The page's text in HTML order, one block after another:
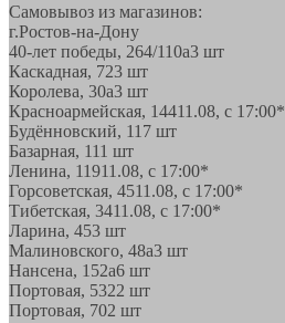
Самовывоз из магазинов:
г.Ростов-на-Дону
40-лет победы, 264/110а3 шт
Каскадная, 723 шт
Королева, 30а3 шт
Красноармейская, 14411.08, с 17:00*
Будённовский, 11 7 шт
Базарная, 111 шт
Ленина, 11911.08, с 17:00*
Горсоветская, 4511.08, с 17:00*
Тибетская, 3411.08, с 17:00*
Ларина, 453 шт
Малиновского, 48а3 шт
Нансена, 152а6 шт
Портовая, 5322 шт
Портовая, 702 шт